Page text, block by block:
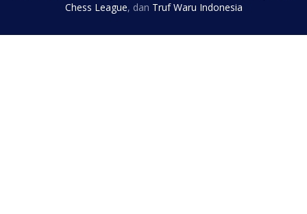
Chess League, dan Truf Waru Indonesia